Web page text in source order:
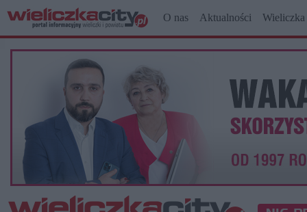
O nas Aktualności Wieliczka